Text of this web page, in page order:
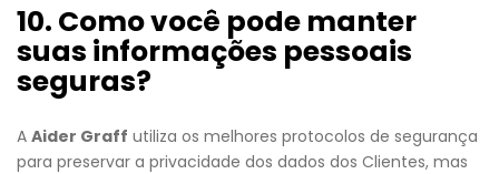
10. Como você pode manter
suas informações pessoais
seguras?
A Aider Graff utiliza os melhores protocolos de segurança
para preservar a privacidade dos dados dos Clientes, mas